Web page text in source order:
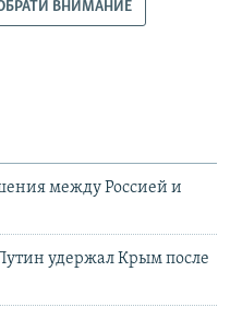
ВНИМАНИЕ
между Россией и
удержал Крым после